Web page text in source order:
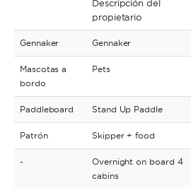
Descripción del
propietario
Gennaker Gennaker
Mascotas a
bordo
Pets
Paddleboard Stand Up Paddle
Patrón Skipper + food
-
Overnight on board 4
cabins